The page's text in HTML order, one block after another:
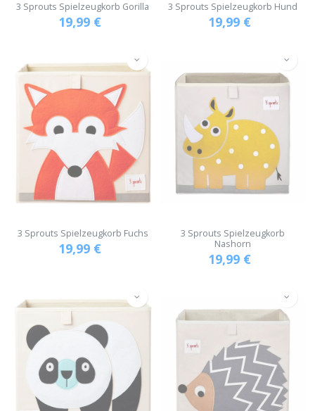
3 Sprouts Spielzeugkorb Gorilla
19,99 €
3 Sprouts Spielzeugkorb Hund
19,99 €
3 Sprouts Spielzeugkorb Fuchs
19,99 €
3 Sprouts Spielzeugkorb
Nashorn
19,99 €